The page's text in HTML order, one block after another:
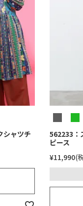
シャツチ
562233：
ピース
¥11,990